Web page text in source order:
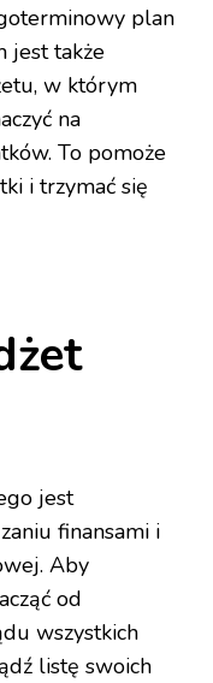
plan
jest także
w którym
na
To pomoże
i trzymać się
jest
finansami i
Aby
od
wszystkich
listę swoich